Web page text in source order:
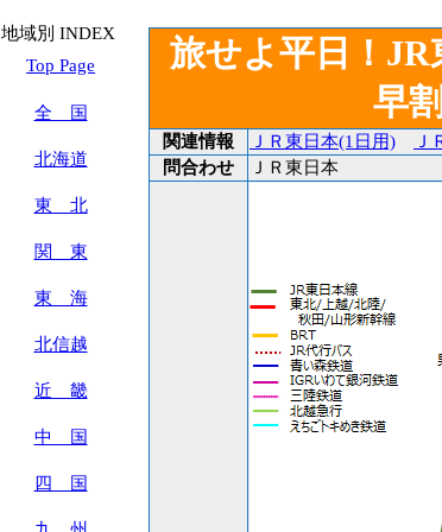
地域別 INDEX
Top Page
全 国
北海道
東 北
関 東
東 海
北信越
近 畿
中 国
四 国
旅せよ平日！
早
関連情報 ＪＲ東日本(1日用)
Ｊ
問合わせ
ＪＲ東日本